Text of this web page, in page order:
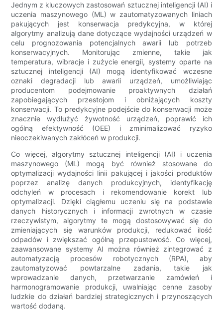
Jednym z kluczowych zastosowań sztucznej inteligencji (AI) i
uczenia maszynowego (ML) w zautomatyzowanych liniach
pakujących jest konserwacja predykcyjna, w której
algorytmy analizują dane dotyczące wydajności urządzeń w
celu prognozowania potencjalnych awarii lub potrzeb
konserwacyjnych. Monitorując zmienne, takie jak
temperatura, wibracje i zużycie energii, systemy oparte na
sztucznej inteligencji (AI) mogą identyfikować wczesne
oznaki degradacji lub awarii urządzeń, umożliwiając
producentom podejmowanie proaktywnych działań
zapobiegających przestojom i obniżających koszty
konserwacji. To predykcyjne podejście do konserwacji może
znacznie wydłużyć żywotność urządzeń, poprawić ich
ogólną efektywność (OEE) i zminimalizować ryzyko
nieoczekiwanych zakłóceń w produkcji.
Co więcej, algorytmy sztucznej inteligencji (AI) i uczenia
maszynowego (ML) mogą być również stosowane do
optymalizacji wydajności linii pakującej i jakości produktów
poprzez analizę danych produkcyjnych, identyfikację
odchyleń w procesach i rekomendowanie korekt lub
optymalizacji. Dzięki ciągłemu uczeniu się na podstawie
danych historycznych i informacji zwrotnych w czasie
rzeczywistym, algorytmy te mogą dostosowywać się do
zmieniających się warunków produkcji, redukować ilość
odpadów i zwiększać ogólną przepustowość. Co więcej,
zaawansowane systemy AI można również zintegrować z
automatyzacją procesów robotycznych (RPA), aby
zautomatyzować powtarzalne zadania, takie jak
wprowadzanie danych, przetwarzanie zamówień i
harmonogramowanie produkcji, uwalniając cenne zasoby
ludzkie do działań bardziej strategicznych i przynoszących
wartość dodaną.